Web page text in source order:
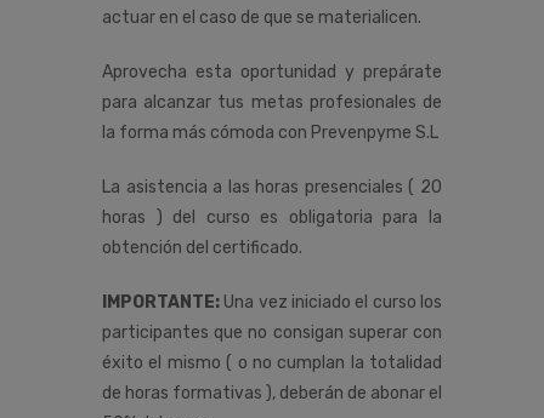
actuar en el caso de que se materialicen.
Aprovecha esta oportunidad y prepárate
para alcanzar tus metas profesionales de
la forma más cómoda con Prevenpyme S.L
La asistencia a las horas presenciales ( 20
horas ) del curso es obligatoria para la
obtención del certificado.
IMPORTANTE: Una vez iniciado el curso los
participantes que no consigan superar con
éxito el mismo ( o no cumplan la totalidad
de horas formativas ), deberán de abonar el